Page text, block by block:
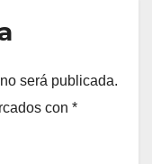
será publicada.
con *